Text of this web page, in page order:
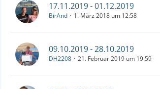
17.11.2019 - 01.12.2019
BirAnd 1. März 2018 um 12:58
09.10.2019 - 28.10.2019
DH2208 21. Februar 2019 um 19:59